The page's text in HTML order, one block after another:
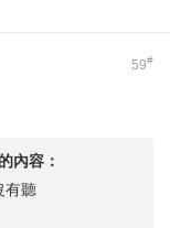
59#
內容：
聽